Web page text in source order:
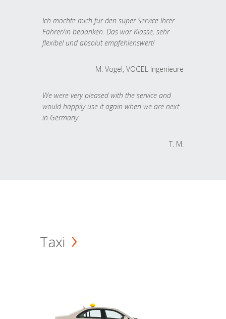
Ich möchte mich für den super Service Ihrer
Fahrer/in bedanken. Das war Klasse, sehr
flexibel und absolut empfehlenswert!
M. Vogel, VOGEL Ingenieure
We were very pleased with the service and
would happily use it again when we are next
in Germany.
T. M.
Taxi